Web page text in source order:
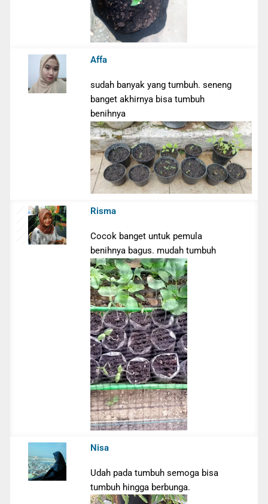
Affa
sudah banyak yang tumbuh. seneng
banget akhirnya bisa tumbuh
benihnya
Risma
Cocok banget untuk pemula
benihnya bagus. mudah tumbuh
Nisa
Udah pada tumbuh semoga bisa
tumbuh hingga berbunga.